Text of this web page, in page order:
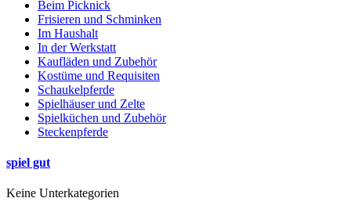
Beim Picknick
Frisieren und Schminken
Im Haushalt
In der Werkstatt
Kaufläden und Zubehör
Kostüme und Requisiten
Schaukelpferde
Spielhäuser und Zelte
Spielküchen und Zubehör
Steckenpferde
spiel gut
Keine Unterkategorien